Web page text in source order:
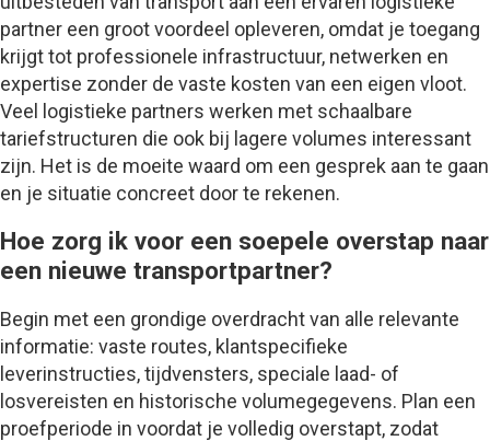
partner een groot voordeel opleveren, omdat je toegang
krijgt tot professionele infrastructuur, netwerken en
expertise zonder de vaste kosten van een eigen vloot.
Veel logistieke partners werken met schaalbare
tariefstructuren die ook bij lagere volumes interessant
zijn. Het is de moeite waard om een gesprek aan te gaan
en je situatie concreet door te rekenen.
Hoe zorg ik voor een soepele overstap naar
een nieuwe transportpartner?
Begin met een grondige overdracht van alle relevante
informatie: vaste routes, klantspecifieke
leverinstructies, tijdvensters, speciale laad- of
losvereisten en historische volumegegevens. Plan een
proefperiode in voordat je volledig overstapt, zodat